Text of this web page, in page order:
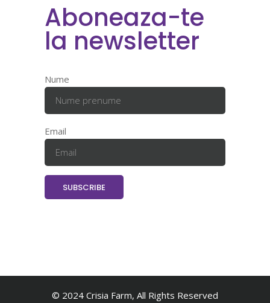
Aboneaza-te
la newsletter
Nume
Email
© 2024 Crisia Farm, All Rights Reserved